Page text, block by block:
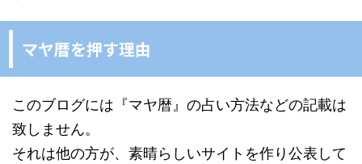
マヤ暦を押す理由
このブログには『マヤ暦』の占い方法などの記載は
致しません。
それは他の方が、素晴らしいサイトを作り公表して